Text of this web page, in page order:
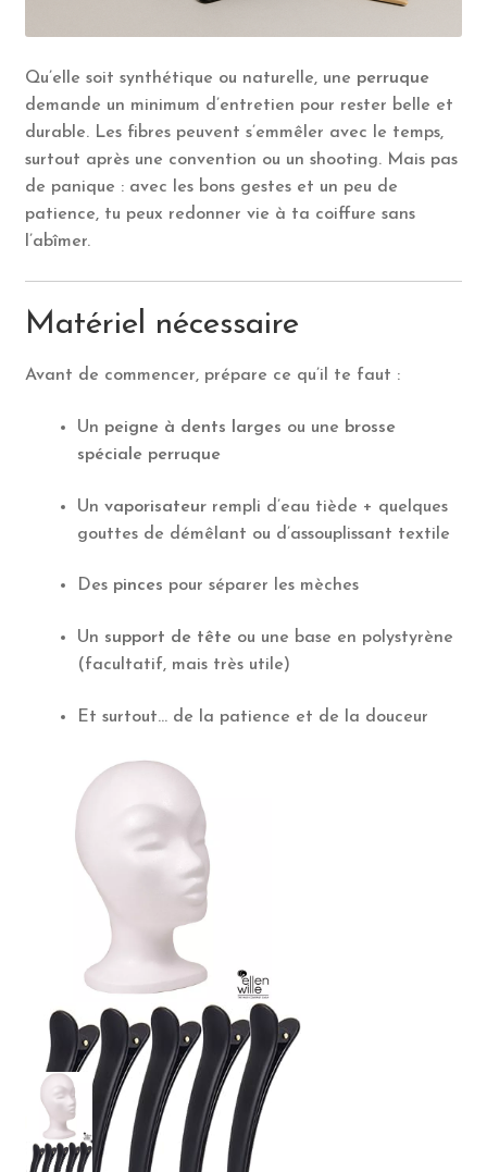
Qu’elle soit synthétique ou naturelle, une perruque
demande un minimum d’entretien pour rester belle et
durable. Les fibres peuvent s’emmêler avec le temps,
surtout après une convention ou un shooting. Mais pas
de panique : avec les bons gestes et un peu de
patience, tu peux redonner vie à ta coiffure sans
l’abîmer.
Matériel nécessaire
Avant de commencer, prépare ce qu’il te faut :
Un peigne à dents larges ou une brosse
spéciale perruque
Un vaporisateurrempli d’eau tiède + quelques
gouttes de démêlant ou d’assouplissant textile
Des pinces pour séparer les mèches
Un support de têteou une base en polystyrène
(facultatif, mais très utile)
Et surtout… de la patience et de la douceur